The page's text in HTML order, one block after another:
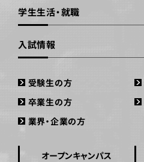
学生生活・就職
入試情報
受験生の方
卒業生の方
業界・企業の方
オープンキャンパス